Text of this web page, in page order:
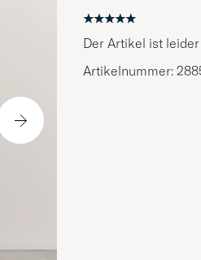
Der Artikel ist
Artikelnummer: